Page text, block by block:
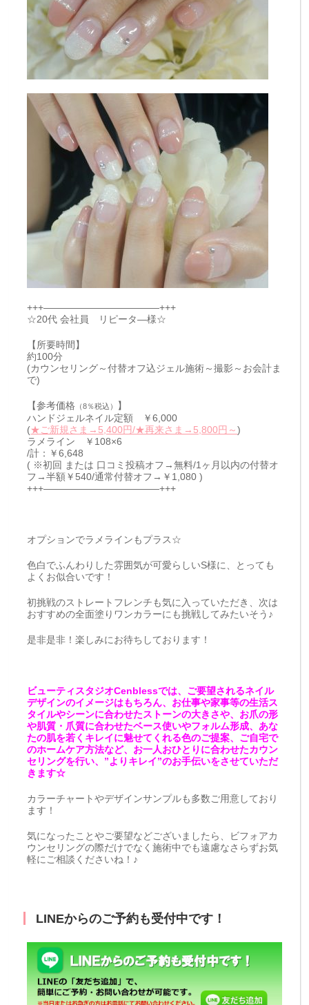
+++————————————+++
☆20代 会社員 リピータ―様☆
【所要時間】
約100分
(カウンセリング～付替オフ込ジェル施術～撮影～お会計ま
で)
【参考価格 （8％税込）
】
ハンドジェルネイル定額 ￥6,000
(★ご新規さま→5,400円/★再来さま→5,800円～)
ラメライン ￥108×6
/計：￥6,648
( ※初回 または 口コミ投稿オフ→無料/1ヶ月以内の付替オ
フ→半額￥540/通常付替オフ→￥1,080 )
+++————————————+++
オプションでラメラインもプラス☆
色白でふんわりした雰囲気が可愛らしいS様に、とっても
よくお似合いです！
初挑戦のストレートフレンチも気に入っていただき、次は
おすすめの全面塗りワンカラーにも挑戦してみたいそう♪
是非是非！楽しみにお待ちしております！
ビューティスタジオCenblessでは、ご要望されるネイル
デザインのイメージはもちろん、お仕事や家事等の生活ス
タイルやシーンに合わせたストーンの大きさや、お爪の形
や肌質・爪質に合わせたベース使いやフォルム形成、あな
たの肌を若くキレイに魅せてくれる色のご提案、ご自宅で
のホームケア方法など、お一人おひとりに合わせたカウン
セリングを行い、”よりキレイ”のお手伝いをさせていただ
きます☆
カラーチャートやデザインサンプルも多数ご用意しており
ます！
気になったことやご要望などございましたら、ビフォアカ
ウンセリングの際だけでなく施術中でも遠慮なさらずお気
軽にご相談くださいね！♪
LINEからのご予約も受付中です！